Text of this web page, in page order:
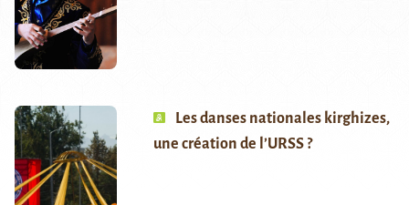
Les danses nationales kirghizes,
une création de l’URSS ?